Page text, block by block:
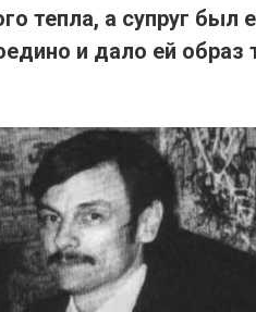
тепла, а супруг был
и дало ей образ